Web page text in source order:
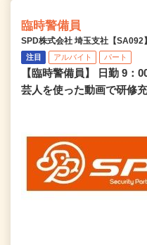
臨時警備員
SPD株式会社 埼玉支社【SA092】
注目 アルバイト パート
【臨時警備員】 日勤 9
芸人を使った動画で研修充